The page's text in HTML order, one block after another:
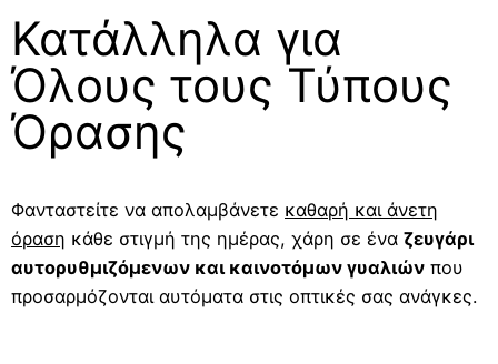
Κατάλληλα για
Όλους τους Τύπους
Όρασης
Φανταστείτε να απολαμβάνετε καθαρή και άνετη
όραση κάθε στιγμή της ημέρας, χάρη σε ένα ζευγάρι
αυτορυθμιζόμενων και καινοτόμων γυαλιών που
προσαρμόζονται αυτόματα στις οπτικές σας ανάγκες.